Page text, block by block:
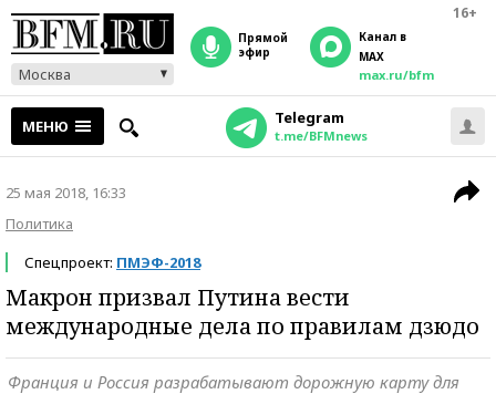
16+
Москва
прямой
эфир
Канал в
MAX
max.ru/bfm
МЕНЮ Telegram
t.me/BFMnews
25 мая 2018, 16:33
Политика
Спецпроект: ПМЭФ-2018
Макрон призвал Путина вести
международные дела по правилам дзюдо
Франция и Россия разрабатывают дорожную карту для